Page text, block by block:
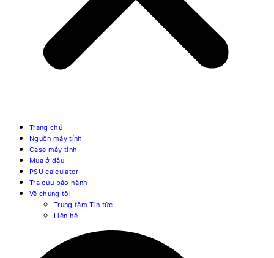
Trang chủ
Nguồn máy tính
Case máy tính
Mua ở đâu
PSU calculator
Tra cứu bảo hành
Về chúng tôi
Trung tâm Tin tức
Liên hệ